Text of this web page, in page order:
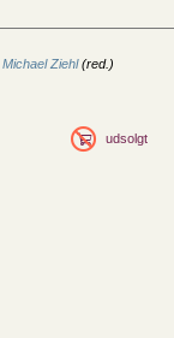
Michael Ziehl(red.)
udsolgt